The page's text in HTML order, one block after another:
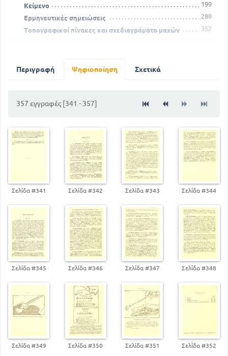
Κείμενο
199
Ερμηνευτικές σημειώσεις
289
Τοπογραφικοί πίνακες και σχεδιαγράματα μαχών
352
Περιγραφή Ψηφιοποίηση Σχετικά
357 εγγραφές [341 - 357]
Σελίδα #341 Σελίδα #342 Σελίδα #343 Σελίδα #344
Σελίδα #345 Σελίδα #346 Σελίδα #347 Σελίδα #348
Σελίδα #349 Σελίδα #350 Σελίδα #351 Σελίδα #352